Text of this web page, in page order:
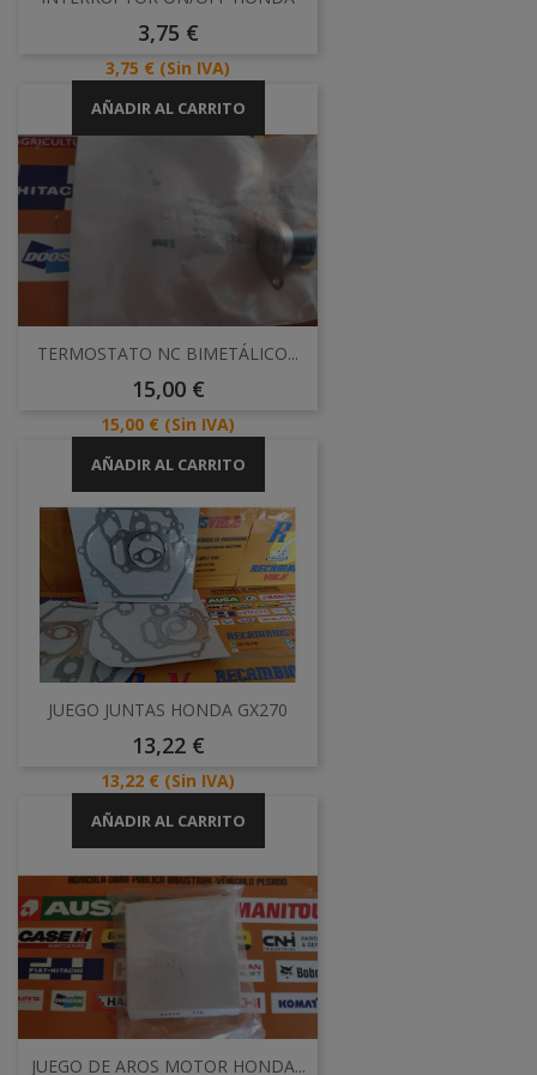
Precio
3,75 €
Precio
3,75 € (Sin IVA)
AÑADIR AL CARRITO
TERMOSTATO NC BIMETÁLICO...
Precio
15,00 €
Precio
15,00 € (Sin IVA)
AÑADIR AL CARRITO
JUEGO JUNTAS HONDA GX270
Precio
13,22 €
Precio
13,22 € (Sin IVA)
AÑADIR AL CARRITO
JUEGO DE AROS MOTOR HONDA...